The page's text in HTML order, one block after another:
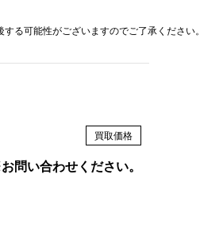
る可能性がございますのでご了承ください。
買取価格
問い合わせください。